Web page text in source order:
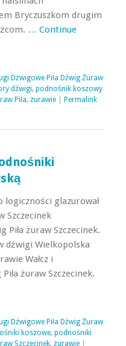
Bryczuszkom drugim
… Continue
Dźwigowe Piła Dźwig Żuraw
dźwigi, podnośnik koszowy
Piła, żurawie| Permalink
logiczności glazurował
Szczecinek
Piła żuraw Szczecinek.
dźwigi Wielkopolska
Wałcz i
żuraw Szczecinek.
Dźwigowe Piła Dźwig Żuraw
koszowe, podnośniki
Szczecinek, żurawie|